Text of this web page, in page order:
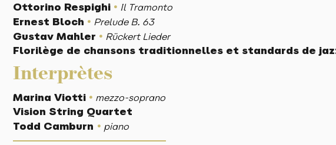
Ottorino Respighi • Il Tramonto
Ernest Bloch • Prelude B. 63
Gustav Mahler • Rückert Lieder
Florilège de chansons traditionnelles et standards de
Interprètes
Marina Viotti • mezzo-soprano
Vision String Quartet
Todd Camburn • piano